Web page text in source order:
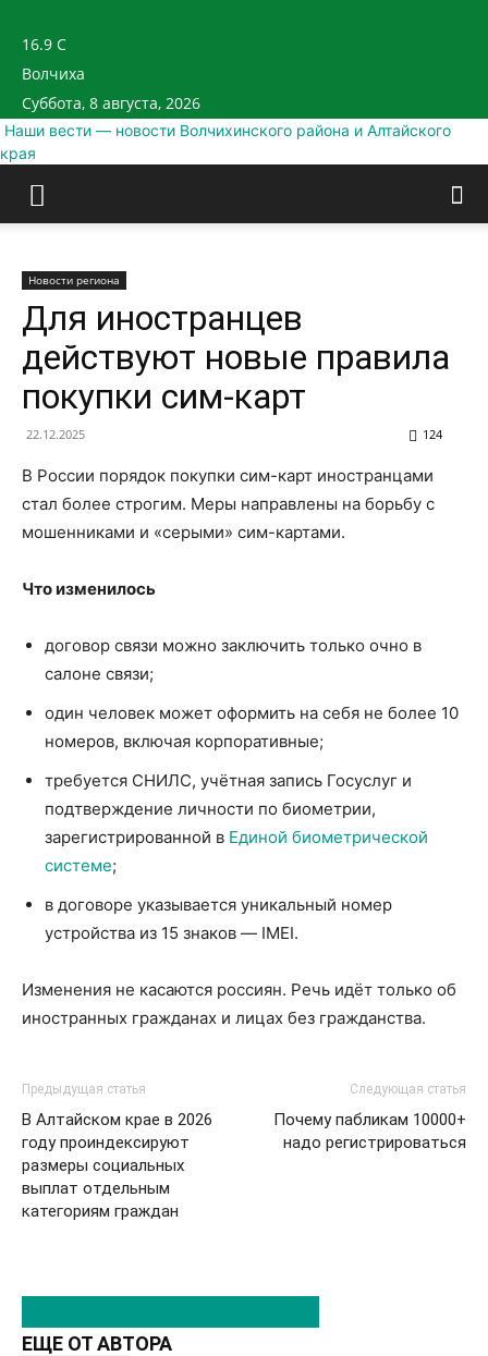
16.9 C
Волчиха
Суббота, 8 августа, 2026
Наши вести — новости Волчихинского района и Алтайского
края
Новости региона
Для иностранцев
действуют новые правила
покупки сим-карт
22.12.2025 124
В России порядок покупки сим-карт иностранцами
стал более строгим. Меры направлены на борьбу с
мошенниками и «серыми» сим-картами.
Что изменилось
договор связи можно заключить только очно в
салоне связи;
один человек может оформить на себя не более 10
номеров, включая корпоративные;
требуется СНИЛС, учётная запись Госуслуг и
подтверждение личности по биометрии,
зарегистрированной в Единой биометрической
системе;
в договоре указывается уникальный номер
устройства из 15 знаков — IMEI.
Изменения не касаются россиян. Речь идёт только об
иностранных гражданах и лицах без гражданства.
Предыдущая статья
В Алтайском крае в 2026
году проиндексируют
размеры социальных
выплат отдельным
категориям граждан
Следующая статья
Почему пабликам 10000+
надо регистрироваться
ЕЩЕ ОТ АВТОРА